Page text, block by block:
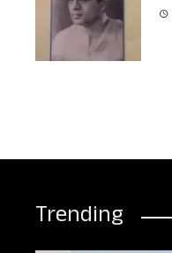
Trending